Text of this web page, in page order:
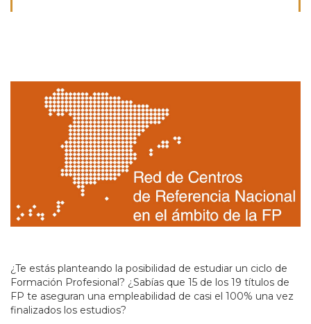
¿Te estás planteando la posibilidad de estudiar un ciclo de
Formación Profesional? ¿Sabías que 15 de los 19 títulos de
FP te aseguran una empleabilidad de casi el 100% una vez
finalizados los estudios?